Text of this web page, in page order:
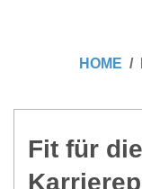
O
N
HOME
Fit für